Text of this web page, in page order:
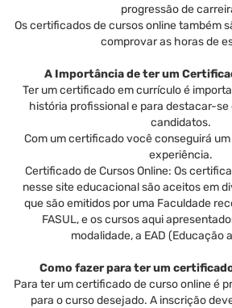
progressão de
Os certificados de cursos online também
comprovar as horas de
A Importância de ter um
Ter um certificado em currículo é
história profissional e para destacar-se
candidatos.
Com um certificado você conseguirá
experiência.
Certificado de Cursos Online: Os
nesse site educacional são aceitos em
que são emitidos por uma Faculdade
FASUL, e os cursos aqui
modalidade, a EAD (Educação
Como fazer para ter um
Para ter um certificado de curso online é
para o curso desejado. A inscrição